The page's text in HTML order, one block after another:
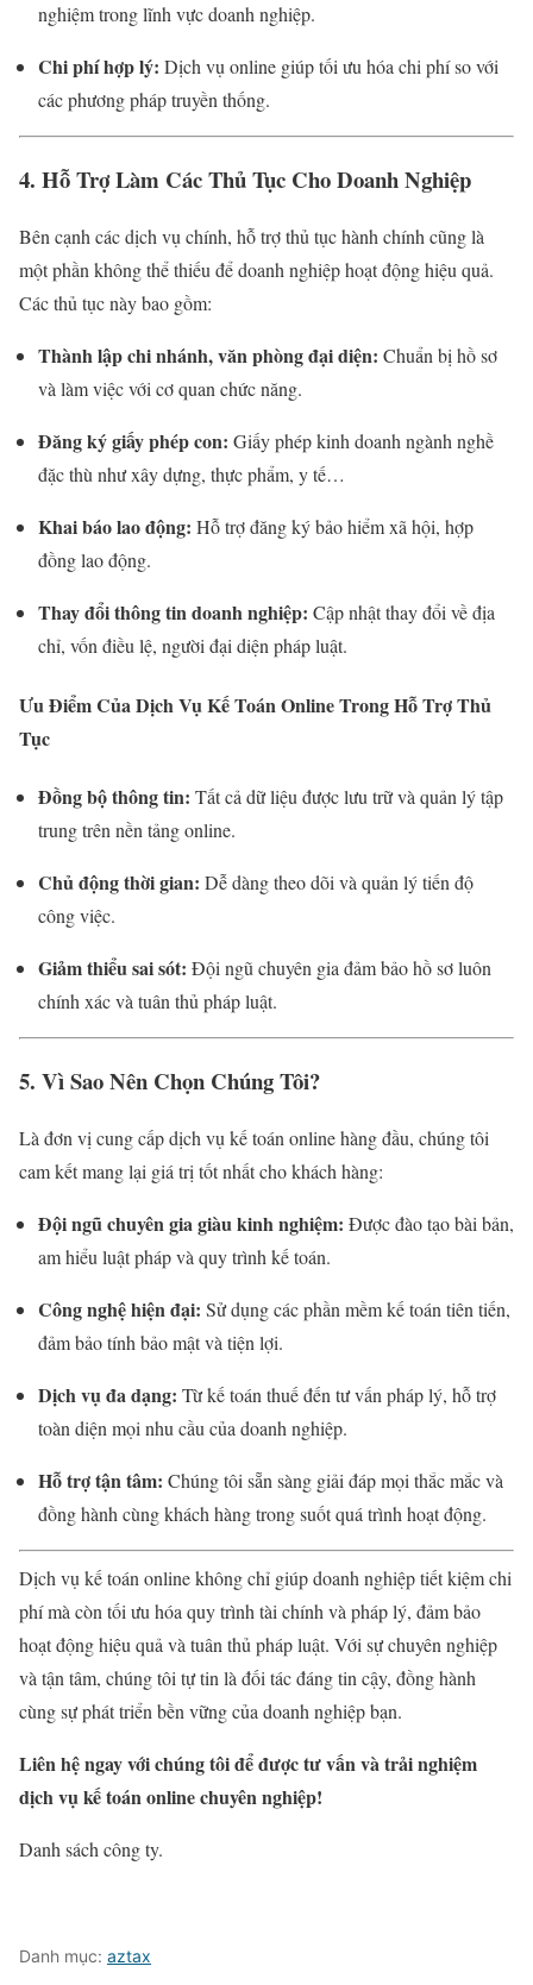
nghiệm trong lĩnh vực doanh nghiệp.
Chi phí hợp lý: Dịch vụ online giúp tối ưu hóa chi phí so với
các phương pháp truyền thống.
4. Hỗ Trợ Làm Các Thủ Tục Cho Doanh Nghiệp
Bên cạnh các dịch vụ chính, hỗ trợ thủ tục hành chính cũng là
một phần không thể thiếu để doanh nghiệp hoạt động hiệu quả.
Các thủ tục này bao gồm:
Thành lập chi nhánh, văn phòng đại diện: Chuẩn bị hồ sơ
và làm việc với cơ quan chức năng.
Đăng ký giấy phép con: Giấy phép kinh doanh ngành nghề
đặc thù như xây dựng, thực phẩm, y tế…
Khai báo lao động: Hỗ trợ đăng ký bảo hiểm xã hội, hợp
đồng lao động.
Thay đổi thông tin doanh nghiệp: Cập nhật thay đổi về địa
chỉ, vốn điều lệ, người đại diện pháp luật.
Ưu Điểm Của Dịch Vụ Kế Toán Online Trong Hỗ Trợ Thủ
Tục
Đồng bộ thông tin: Tất cả dữ liệu được lưu trữ và quản lý tập
trung trên nền tảng online.
Chủ động thời gian: Dễ dàng theo dõi và quản lý tiến độ
công việc.
Giảm thiểu sai sót: Đội ngũ chuyên gia đảm bảo hồ sơ luôn
chính xác và tuân thủ pháp luật.
5. Vì Sao Nên Chọn Chúng Tôi?
Là đơn vị cung cấp dịch vụ kế toán online hàng đầu, chúng tôi
cam kết mang lại giá trị tốt nhất cho khách hàng:
Đội ngũ chuyên gia giàu kinh nghiệm: Được đào tạo bài bản,
am hiểu luật pháp và quy trình kế toán.
Công nghệ hiện đại: Sử dụng các phần mềm kế toán tiên tiến,
đảm bảo tính bảo mật và tiện lợi.
Dịch vụ đa dạng: Từ kế toán thuế đến tư vấn pháp lý, hỗ trợ
toàn diện mọi nhu cầu của doanh nghiệp.
Hỗ trợ tận tâm: Chúng tôi sẵn sàng giải đáp mọi thắc mắc và
đồng hành cùng khách hàng trong suốt quá trình hoạt động.
Dịch vụ kế toán online không chỉ giúp doanh nghiệp tiết kiệm chi
phí mà còn tối ưu hóa quy trình tài chính và pháp lý, đảm bảo
hoạt động hiệu quả và tuân thủ pháp luật. Với sự chuyên nghiệp
và tận tâm, chúng tôi tự tin là đối tác đáng tin cậy, đồng hành
cùng sự phát triển bền vững của doanh nghiệp bạn.
Liên hệ ngay với chúng tôi để được tư vấn và trải nghiệm
dịch vụ kế toán online chuyên nghiệp!
Danh sách công ty.
Danh mục: aztax